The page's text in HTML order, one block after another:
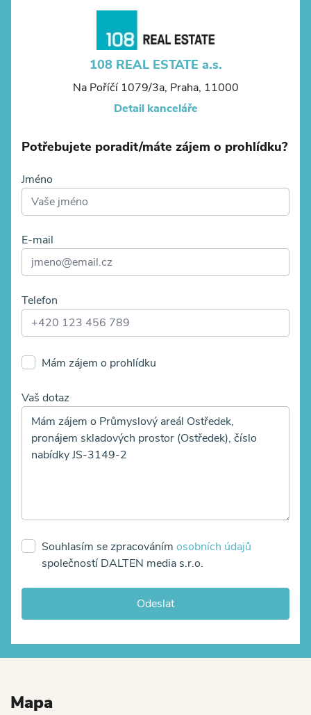
108 REAL ESTATE a.s.
Na Poříčí 1079/3a, Praha, 11000
Detail kanceláře
Potřebujete poradit/máte zájem o prohlídku?
Jméno
E-mail
Telefon
Mám zájem o prohlídku
Vaš dotaz
Souhlasím se zpracováním osobních údajů
společností DALTEN media s.r.o.
Odeslat
Mapa